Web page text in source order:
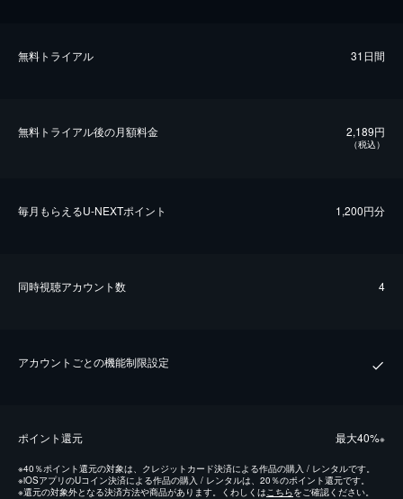
無料トライアル 31日間
無料トライアル後の⽉額料金 2,189円
（税込）
毎⽉もらえるU-NEXTポイント 1,200円分
同時視聴アカウント数 4
アカウントごとの機能制限設定
ポイント還元 最⼤40%※
※40％ポイント還元の対象は、クレジットカード決済による作品の購入 / レンタルです。
※iOSアプリのUコイン決済による作品の購入 / レンタルは、20％のポイント還元です。
※還元の対象外となる決済方法や商品があります。くわしくはこちらをご確認ください。